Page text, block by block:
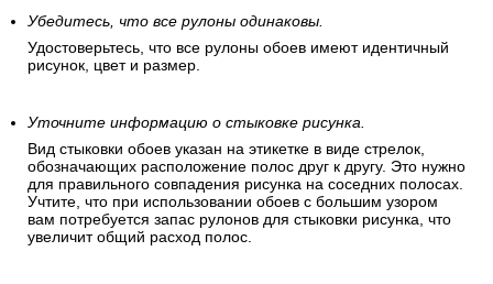
Убедитесь, что все рулоны одинаковы.
Удостоверьтесь, что все рулоны обоев имеют идентичный
рисунок, цвет и размер.
Уточните информацию о стыковке рисунка.
Вид стыковки обоев указан на этикетке в виде стрелок,
обозначающих расположение полос друг к другу. Это нужно
для правильного совпадения рисунка на соседних полосах.
Учтите, что при использовании обоев с большим узором
вам потребуется запас рулонов для стыковки рисунка, что
увеличит общий расход полос.